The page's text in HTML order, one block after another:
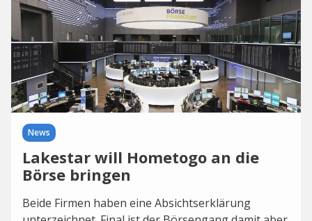
News
Lakestar will Hometogo an die
Börse bringen
Beide Firmen haben eine Absichtserklärung